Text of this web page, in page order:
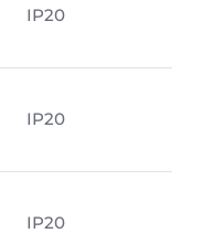
IP20
IP20
IP20